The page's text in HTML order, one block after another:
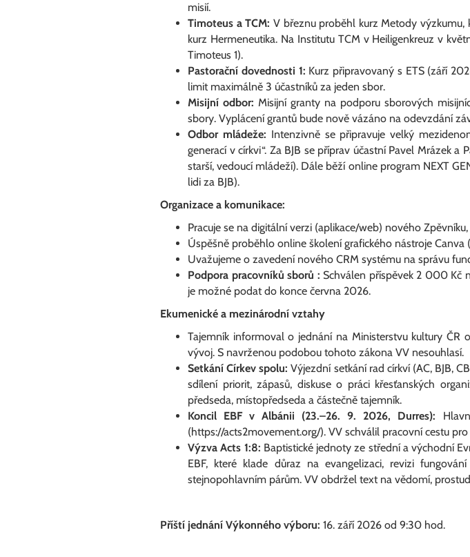
misií.
Timoteus a TCM: V březnu proběhl kurzMetody výzkumu,
kurz Hermeneutika. Na Institutu TCM v Heiligenkreuz v
Timoteus 1).
Pastorační dovednosti 1: Kurz připravovaný s ETS (září
limit maximálně 3 účastníků za jeden sbor.
Misijní odbor: Misijní granty na podporu sborových
sbory. Vyplácení grantů bude nově vázáno na odevzdání
Odbor mládeže: Intenzivně se připravuje velký
generací v církvi“. Za BJB se příprav účastní Pavel Mrázek
starší, vedoucí mládeží). Dále běží online program NEXT
lidi za BJB).
Organizace a komunikace:
Pracuje se na digitální verzi (aplikace/web) nového
Úspěšně proběhlo online školení grafického nástroje Canva
Uvažujeme o zavedení nového CRM systému na správu
Podpora pracovníků sborů : Schválen příspěvek 2 000 Kč
je možné podat do konce června 2026.
Ekumenické a mezinárodní vztahy
Tajemník informoval o jednání na Ministerstvu kultury
vývoj. S navrženou podobou tohoto zákona VV nesouhlasí.
Setkání Církev spolu: Výjezdní setkání rad církví (AC, BJB,
sdílení priorit, zápasů, diskuse o práci křesťanských
předseda, místopředseda a částečně tajemník.
Koncil EBF v Albánii (23.–26. 9. 2026, Durres):
(https://acts2movement.org/). VV schválil pracovní cestu
Výzva Acts 1:8: Baptistické jednoty ze střední a východní
EBF, které klade důraz na evangelizaci, revizi
stejnopohlavním párům. VV obdržel text na vědomí,
Příští jednání Výkonného výboru: 16. září 2026 od 9:30 hod.